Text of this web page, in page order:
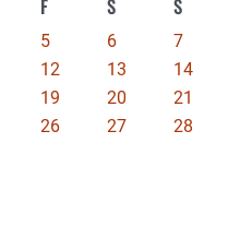
F S S
5 6
7
12 13
14
19 20
21
26 27
28